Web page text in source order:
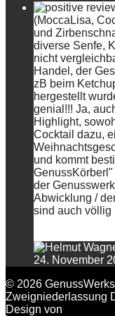
(MoccaLisa,
und
diverse Senfe,
nicht
Handel, der
zB beim
hergestellt
genial!!! Ja,
Highlight,
Cocktail dazu,
und kommt
GenussKörberl"
der
Abwicklung /
sind auch völlig
24. November
© 2026
Zweigniederlassung
Design von